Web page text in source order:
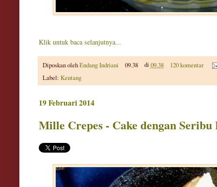
Klik untuk baca selanjutnya...
Diposkan olehEndang Indriani 09.38 di 09.38
120 komentar
Label: Kentang
19 Februari 2014
Mille Crepes - Cake dengan Seribu